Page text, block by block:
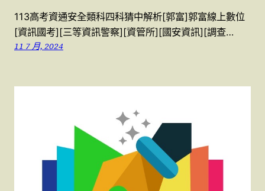
113高考資通安全類科四科猜中解析[郭富]郭富線上數位
[資訊國考][三等資訊警察][資管所][國安資訊][調查…
11 7 月, 2024